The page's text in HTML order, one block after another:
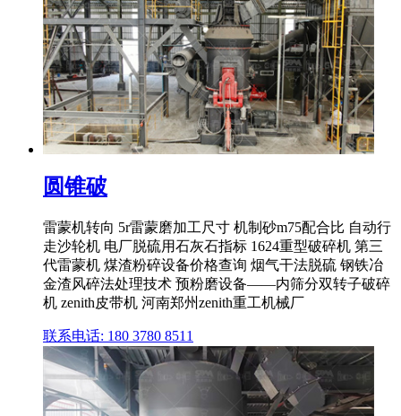
圆锥破
雷蒙机转向 5r雷蒙磨加工尺寸 机制砂m75配合比 自动行
走沙轮机 电厂脱硫用石灰石指标 1624重型破碎机 第三
代雷蒙机 煤渣粉碎设备价格查询 烟气干法脱硫 钢铁冶
金渣风碎法处理技术 预粉磨设备——内筛分双转子破碎
机 zenith皮带机 河南郑州zenith重工机械厂
联系电话: 180 3780 8511